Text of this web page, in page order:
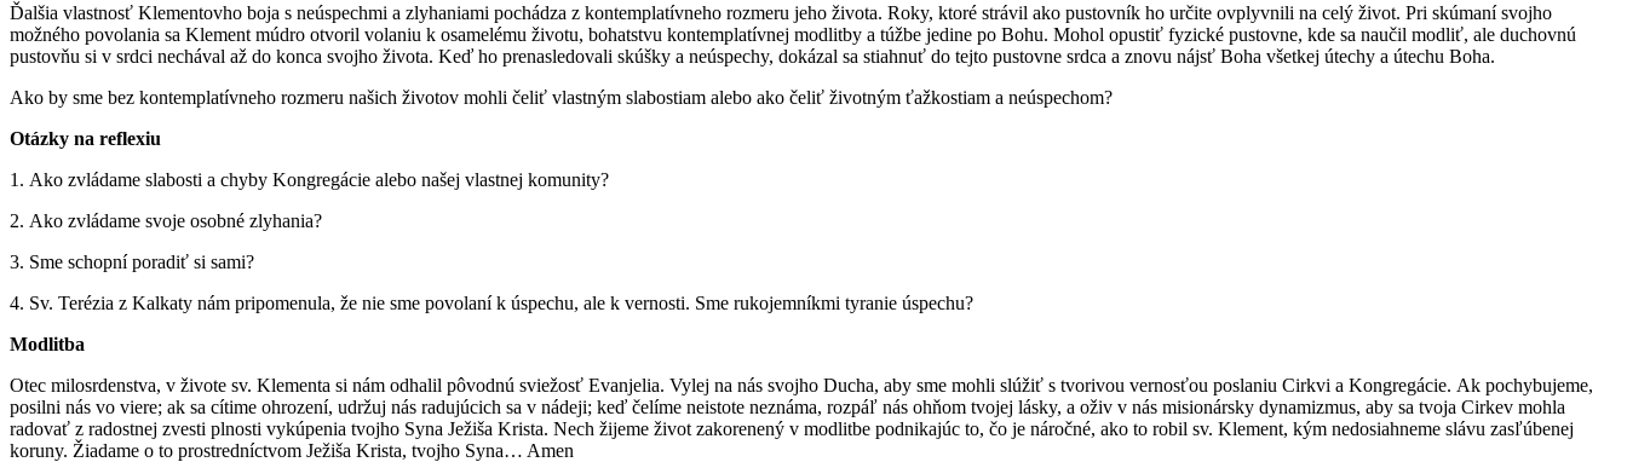
Ďalšia vlastnosť Klementovho boja s neúspechmi a zlyhaniami pochádza z kontemplatívneho rozmeru jeho života. Roky, ktoré strávil ako pustovník ho určite ovplyvnili na celý život. Pri skúmaní svojho
možného povolania sa Klement múdro otvoril volaniu k osamelému životu, bohatstvu kontemplatívnej modlitby a túžbe jedine po Bohu. Mohol opustiť fyzické pustovne, kde sa naučil modliť, ale duchovnú
pustovňu si v srdci nechával až do konca svojho života. Keď ho prenasledovali skúšky a neúspechy, dokázal sa stiahnuť do tejto pustovne srdca a znovu nájsť Boha všetkej útechy a útechu Boha.
Ako by sme bez kontemplatívneho rozmeru našich životov mohli čeliť vlastným slabostiam alebo ako čeliť životným ťažkostiam a neúspechom?
Otázky na reflexiu
1. Ako zvládame slabosti a chyby Kongregácie alebo našej vlastnej komunity?
2. Ako zvládame svoje osobné zlyhania?
3. Sme schopní poradiť si sami?
4. Sv. Terézia z Kalkaty nám pripomenula, že nie sme povolaní k úspechu, ale k vernosti. Sme rukojemníkmi tyranie úspechu?
Modlitba
Otec milosrdenstva, v živote sv. Klementa si nám odhalil pôvodnú sviežosť Evanjelia. Vylej na nás svojho Ducha, aby sme mohli slúžiť s tvorivou vernosťou poslaniu Cirkvi a Kongregácie. Ak pochybujeme,
posilni nás vo viere; ak sa cítime ohrození, udržuj nás radujúcich sa v nádeji; keď čelíme neistote neznáma, rozpáľ nás ohňom tvojej lásky, a oživ v nás misionársky dynamizmus, aby sa tvoja Cirkev mohla
radovať z radostnej zvesti plnosti vykúpenia tvojho Syna Ježiša Krista. Nech žijeme život zakorenený v modlitbe podnikajúc to, čo je náročné, ako to robil sv. Klement, kým nedosiahneme slávu zasľúbenej
koruny. Žiadame o to prostredníctvom Ježiša Krista, tvojho Syna… Amen